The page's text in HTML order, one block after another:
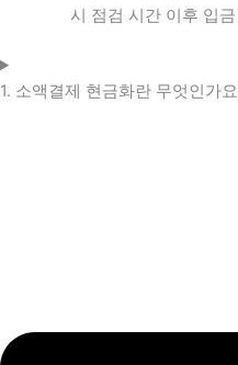
시 점검 시간 이후 입
1. 소액결제 현금화란 무엇인가